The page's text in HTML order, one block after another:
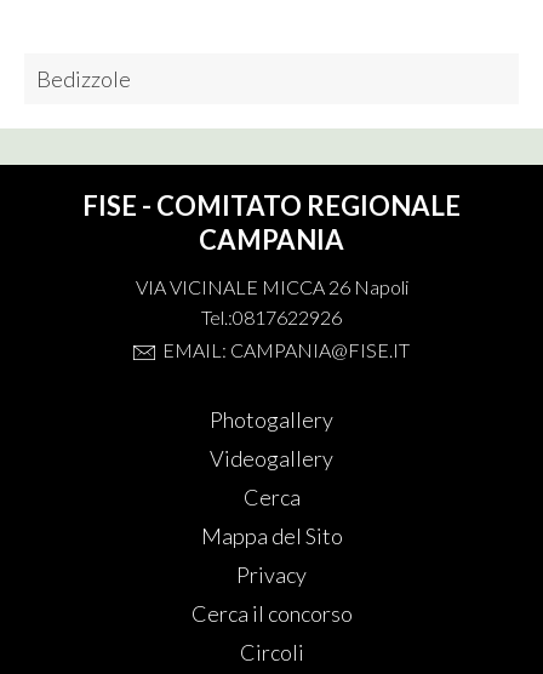
Bedizzole
FISE - COMITATO REGIONALE
CAMPANIA
VIA VICINALE MICCA 26 Napoli
Tel.:0817622926
EMAIL: CAMPANIA@FISE.IT
Photogallery
Videogallery
Cerca
Mappa del Sito
Privacy
Cerca il concorso
Circoli